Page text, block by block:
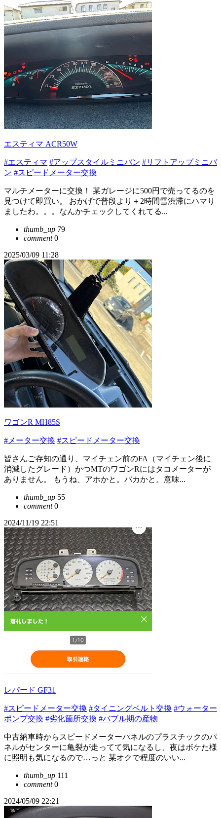
エスティマ ACR50W
#エスティマ #アップスタイルミニバン #リフトアップミニバ
ン #スピードメーター交換
マルチメーターに交換！ 某ガレージに500円で売ってるのを
見つけて即買い。 おかげで普段より＋2時間雪渋滞にハマり
ましたわ。。。なんかチェックしてくれてる...
thumb_up 79
comment0
2025/03/09 11:28
ワゴンR MH85S
#メーター交換 #スピードメーター交換
皆さんご存知の通り、マイチェン前のFA（マイチェン後に
消滅したグレード）かつMTのワゴンRにはタコメーターが
ありません。 もうね、アホかと。バカかと。意味...
thumb_up 55
comment0
2024/11/19 22:51
レパード GF31
#スピードメーター交換 #タイニングベルト交換 #ウォーター
ポンプ交換 #劣化箇所交換 #バブル期の産物
中古納車時からスピードメーターパネルのプラスチックのパ
ネルがセンターに亀裂が走ってて気になるし、夜はボケた様
に照明も気になるので…っと 某オクで程度のいい...
thumb_up 111
comment0
2024/05/09 22:21